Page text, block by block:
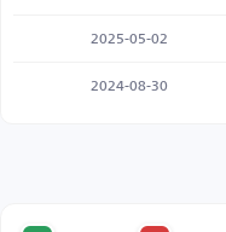
2025-05-02
2024-08-30